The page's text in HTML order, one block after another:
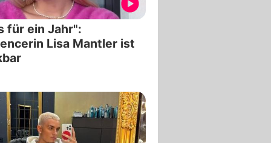
für ein Jahr":
Lisa Mantler ist